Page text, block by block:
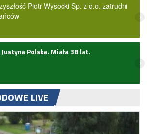
Piotr Wysocki Sp. z o.o. zatrudni
Justyna Polska. Miała 38 lat.
LIVE